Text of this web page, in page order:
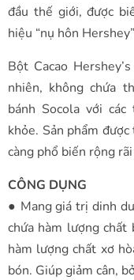
đầu thế giới, được
hiệu “nụ hôn
Bột Cacao
nhiên, không chứa
bánh Socola với
khỏe. Sản phẩm
càng phổ biến rộng
CÔNG DỤNG
● Mang giá trị dinh
chứa hàm lượng chất
hàm lượng chất xơ
bón. Giúp giảm cân,